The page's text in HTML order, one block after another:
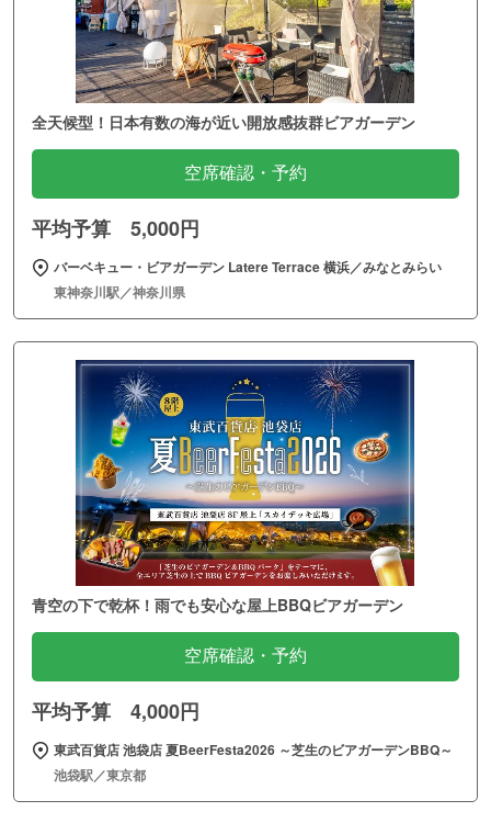
全天候型！日本有数の海が近い開放感抜群ビアガーデン
空席確認・予約
平均予算 5,000円
バーベキュー・ビアガーデン Latere Terrace 横浜／みなとみらい
東神奈川駅／神奈川県
青空の下で乾杯！雨でも安心な屋上BBQビアガーデン
空席確認・予約
平均予算 4,000円
東武百貨店 池袋店 夏BeerFesta2026 ～芝生のビアガーデンBBQ～
池袋駅／東京都